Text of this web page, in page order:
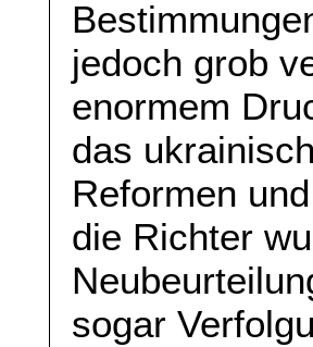
jedoch grob
enormem
das
Reformen
die Richter
sogar